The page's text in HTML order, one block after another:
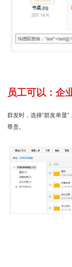
员工可以：企
群发时，选择“群发单显
尊贵。